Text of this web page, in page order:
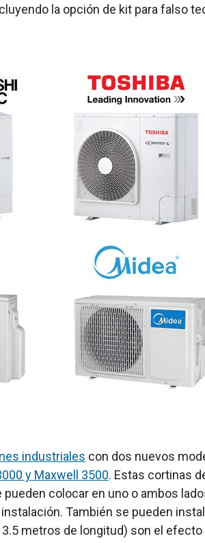
la opción de kit para falso
industriales con dos nuevos
y Maxwell 3500. Estas cortinas
colocar en uno o ambos
También se pueden
metros de longitud) son el